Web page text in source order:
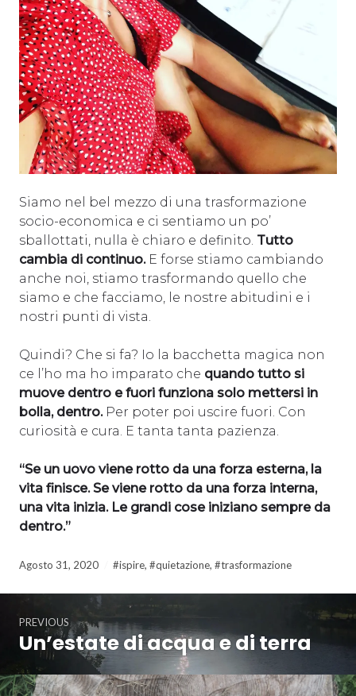
Siamo nel bel mezzo di una trasformazione
socio-economica e ci sentiamo un po’
sballottati, nulla è chiaro e definito. Tutto
cambia di continuo.E forse stiamo cambiando
anche noi, stiamo trasformando quello che
siamo e che facciamo, le nostre abitudini e i
nostri punti di vista.
Quindi? Che si fa? Io la bacchetta magica non
ce l’ho ma ho imparato che quando tutto si
muove dentro e fuori funziona solo mettersi in
bolla, dentro.Per poter poi uscire fuori. Con
curiosità e cura. E tanta tanta pazienza.
“Se un uovo viene rotto da una forza esterna, la
vita finisce. Se viene rotto da una forza interna,
una vita inizia. Le grandi cose iniziano sempre da
dentro.”
Agosto 31, 2020 #ispire, #quietazione, #trasformazione
Navigazione
articoli
PREVIOUS
Previous
post:
Un’estate di acqua e di terra